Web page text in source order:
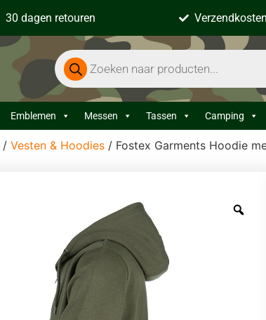
30 dagen retouren
Emblemen Messen Tassen Camping
/ Vesten & Hoodies / Fostex Garments Hoodie